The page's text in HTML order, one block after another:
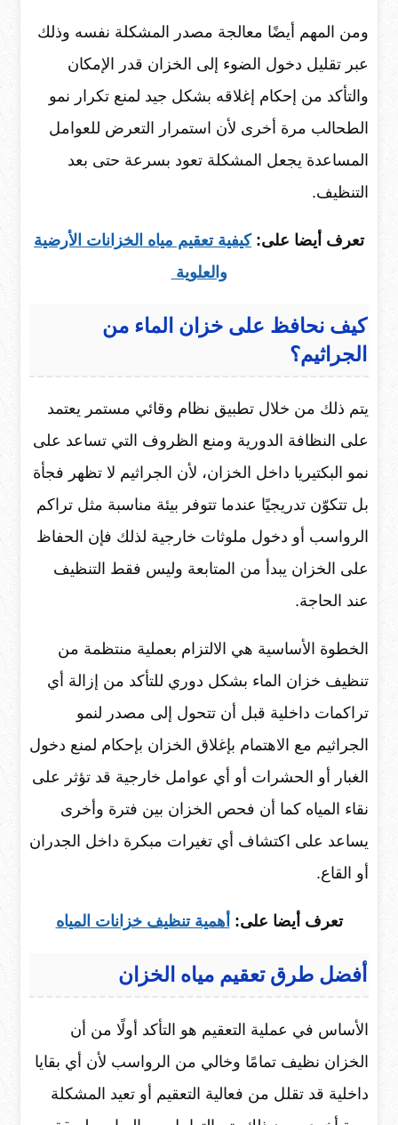
ومن المهم أيضًا معالجة مصدر المشكلة نفسه وذلك
عبر تقليل دخول الضوء إلى الخزان قدر الإمكان
والتأكد من إحكام إغلاقه بشكل جيد لمنع تكرار نمو
الطحالب مرة أخرى لأن استمرار التعرض للعوامل
المساعدة يجعل المشكلة تعود بسرعة حتى بعد
التنظيف.
تعرف أيضا على:كيفية تعقيم مياه الخزانات الأرضية
والعلوية
كيف نحافظ على خزان الماء من
الجراثيم؟
يتم ذلك من خلال تطبيق نظام وقائي مستمر يعتمد
على النظافة الدورية ومنع الظروف التي تساعد على
نمو البكتيريا داخل الخزان، لأن الجراثيم لا تظهر فجأة
بل تتكوّن تدريجيًا عندما تتوفر بيئة مناسبة مثل تراكم
الرواسب أو دخول ملوثات خارجية لذلك فإن الحفاظ
على الخزان يبدأ من المتابعة وليس فقط التنظيف
عند الحاجة.
الخطوة الأساسية هي الالتزام بعملية منتظمة من
تنظيف خزان الماء بشكل دوري للتأكد من إزالة أي
تراكمات داخلية قبل أن تتحول إلى مصدر لنمو
الجراثيم مع الاهتمام بإغلاق الخزان بإحكام لمنع دخول
الغبار أو الحشرات أو أي عوامل خارجية قد تؤثر على
نقاء المياه كما أن فحص الخزان بين فترة وأخرى
يساعد على اكتشاف أي تغيرات مبكرة داخل الجدران
أو القاع.
تعرف أيضا على: أهمية تنظيف خزانات المياه
أفضل طرق تعقيم مياه الخزان
الأساس في عملية التعقيم هو التأكد أولًا من أن
الخزان نظيف تمامًا وخالي من الرواسب لأن أي بقايا
داخلية قد تقلل من فعالية التعقيم أو تعيد المشكلة